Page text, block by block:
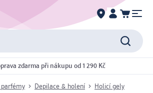
zdarma při nákupu od 1 290 Kč
Depilace & holení Holicí gely